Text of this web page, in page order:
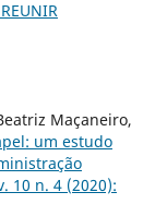
Maçaneiro,
um estudo
10 n. 4 (2020):